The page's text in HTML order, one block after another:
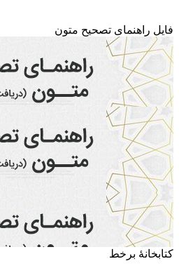
فایل راهنمای تصحیح متون
کتابخانۀ برخط